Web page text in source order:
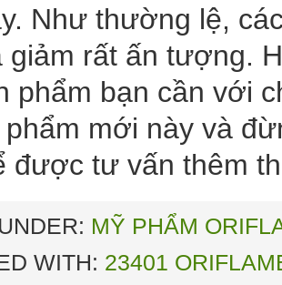
Như thường lệ,
giảm rất ấn tượng.
phẩm bạn cần với
mới này và
được tư vấn thêm
MỸ PHẨM
WITH: 23401